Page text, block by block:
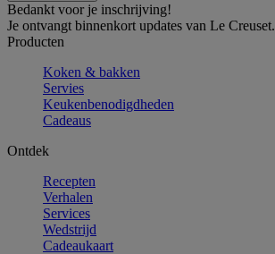
Bedankt voor je inschrijving!
Je ontvangt binnenkort updates van Le Creuset.
Producten
Koken & bakken
Servies
Keukenbenodigdheden
Cadeaus
Ontdek
Recepten
Verhalen
Services
Wedstrijd
Cadeaukaart